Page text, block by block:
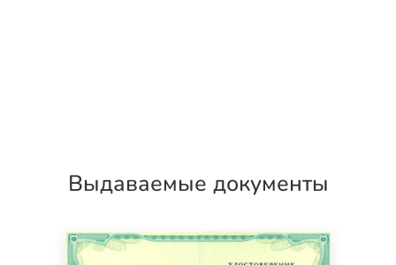
Выдаваемые документы